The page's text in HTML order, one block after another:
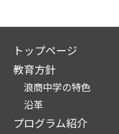
トップページ
教育方針
浪商中学の特色
沿革
プログラム紹介